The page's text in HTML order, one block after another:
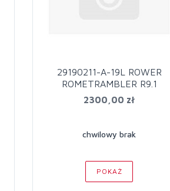
29190211-A-19L ROWER
ROMETRAMBLER R9.1
2300,00 zł
chwilowy brak
POKAŻ